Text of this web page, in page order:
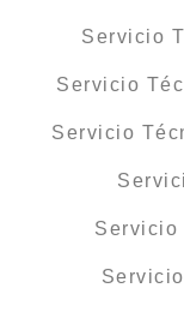
Servicio
Servicio
Servicio
Servicio